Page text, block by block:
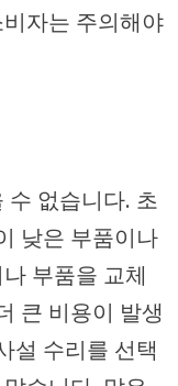
자는 주의해야
수 없습니다. 초
낮은 부품이나
부품을 교체
큰 비용이 발생
설 수리를 선택